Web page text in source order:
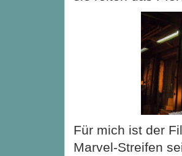
Für mich ist der
Marvel-Streifen